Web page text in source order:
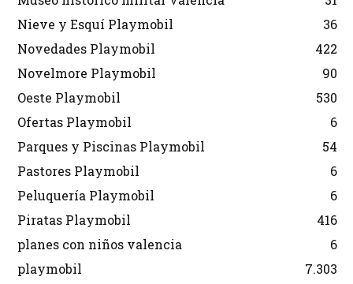
Nieve y Esquí Playmobil
36
Novedades Playmobil
422
Novelmore Playmobil
90
Oeste Playmobil
530
Ofertas Playmobil
6
Parques y Piscinas Playmobil
54
Pastores Playmobil
6
Peluquería Playmobil
6
Piratas Playmobil
416
planes con niños valencia
6
playmobil
7.303